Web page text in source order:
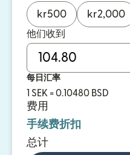
kr500 kr2,000
他们收到
每日汇率
1 SEK = 0.10480 BSD
费用
手续费折扣
总计